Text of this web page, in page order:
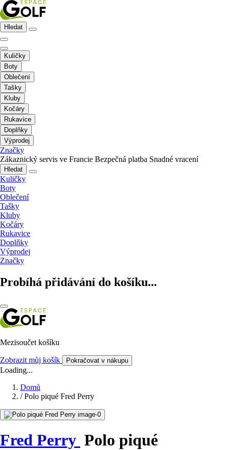
Hledat
Kuličky
Boty
Oblečení
Tašky
Kluby
Kočáry
Rukavice
Doplňky
Výprodej
Značky
Zákaznický servis ve Francie Bezpečná platba Snadné vracení
Hledat
Kuličky
Boty
Oblečení
Tašky
Kluby
Kočáry
Rukavice
Doplňky
Výprodej
Značky
Probíhá přidávání do košíku...
Mezisoučet košíku
Zobrazit můj košík Pokračovat v nákupu
Loading...
Domů
/ Polo piqué Fred Perry
Fred Perry Polo piqué